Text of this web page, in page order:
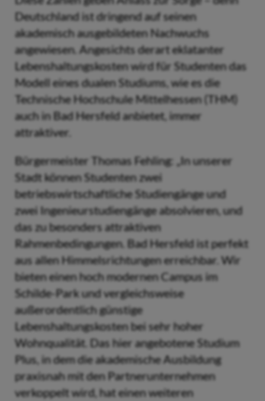
Deutschland ist dringend auf seinen
akademisch ausgebildeten Nachwuchs
angewiesen. Angesichts derart eklatanter
Lebenshaltungskosten wird für Studenten das
Modell eines dualen Studiums, wie es die
Technische Hochschule Mittelhessen (THM)
auch in Bad Hersfeld anbietet, immer
attraktiver.
Bürgermeister Thomas Fehling: „In unserer
Stadt können Studenten zwei
betriebswirtschaftliche Studiengänge und
zwei Ingenieurstudiengänge absolvieren, und
das zu besonders attraktiven
Rahmenbedingungen. Bad Hersfeld ist perfekt
aus allen Himmelsrichtungen erreichbar. Wir
bieten einen hoch modernen Campus im
Schilde-Park und vergleichsweise
außerordentlich günstige
Lebenshaltungskosten bei sehr hoher
Wohnqualität. Das hier angebotene Studium
Plus, in dem die akademische Ausbildung
praxisnah mit den Partnerunternehmen
verkoppelt wird, hat einen weiteren